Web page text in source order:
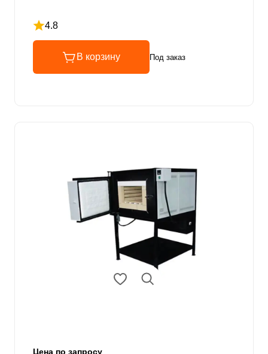
4.8
Рейтинг 4.8 из 5
В корзину Под заказ
Цена по запросу